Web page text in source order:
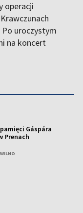
operacji
Po uroczystym
na koncert
Gáspára
Prenach